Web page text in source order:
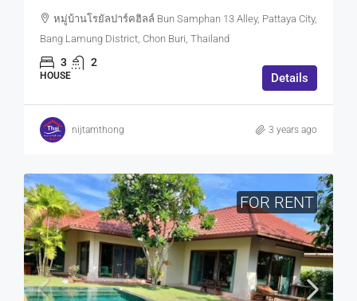
หมู่บ้านโรยัลปาร์คฮิลล์ Bun Samphan 13 Alley, Pattaya City,
Bang Lamung District, Chon Buri, Thailand
3 2
HOUSE Details
nijtamthong 3 years ago
FOR RENT